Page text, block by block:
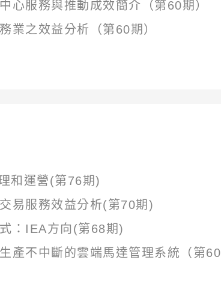
心服務與推動成效簡介（第60期）
業之效益分析（第60期）
和運營(第76期)
易服務效益分析(第70期)
：IEA方向(第68期)
產不中斷的雲端馬達管理系統（第60